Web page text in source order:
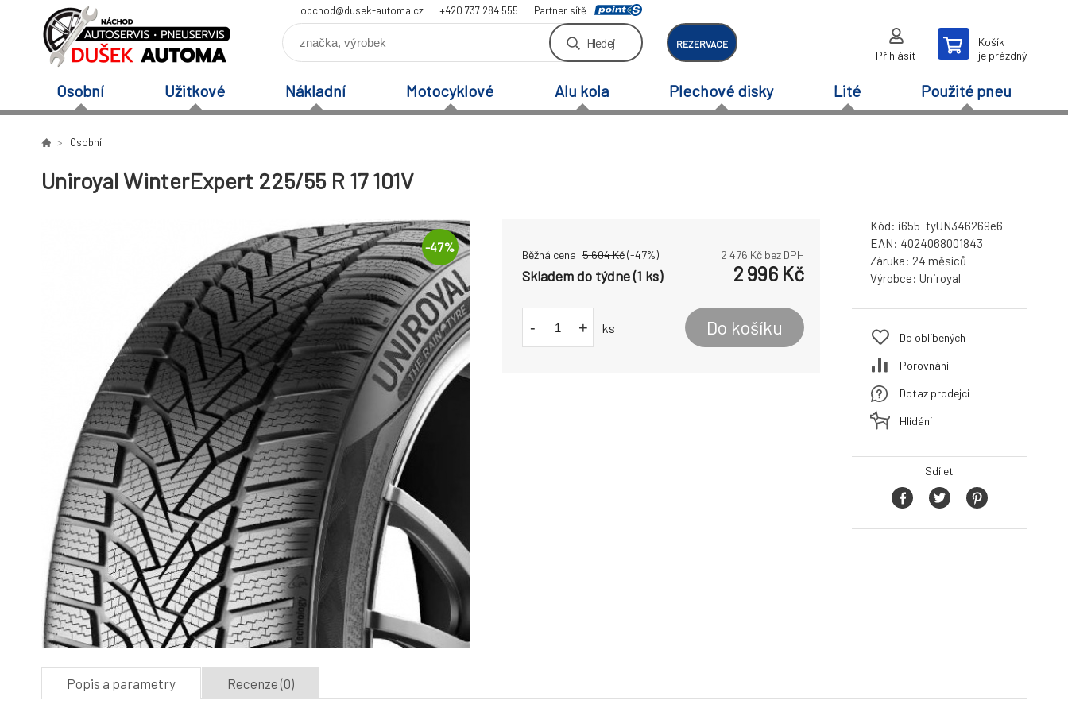
obchod@dusek-automa.cz +420 737 284 555 Partner sítě
Hledej REZERVACE
Přihlásit
Košík
je prázdný
Osobní Užitkové Nákladní Motocyklové Alu kola Plechové disky Lité Použité pneu
Osobní
Uniroyal WinterExpert 225/55 R 17 101V
-47%
Běžná cena: 5 604Kč(-47%) 2 476 Kč bez DPH
Skladem do týdne (1 ks) 2 996 Kč
- + ks Do košíku
Kód: i655_tyUN346269e6
EAN: 4024068001843
Záruka: 24 měsíců
Výrobce: Uniroyal
Do oblíbených
Porovnání
Dotaz prodejci
Hlídání
Sdílet
Popis a parametry Recenze (0)